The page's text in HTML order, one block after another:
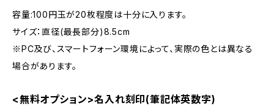
容量:100円玉が20枚程度は十分に入ります。
サイズ：直径(最長部分)8.5cm
※PC及び、スマートフォーン環境によって、実際の色とは異なる
場合があります。
<無料オプション>名入れ刻印(筆記体英数字)